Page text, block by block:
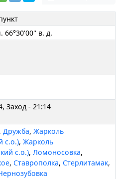
66°30'00'' в. д.
Заход - 21:14
,Дружба,Жарколь
с.о.),Жарколь
с.о.),Ломоносовка,
, Ставрополка, Стерлитамак,